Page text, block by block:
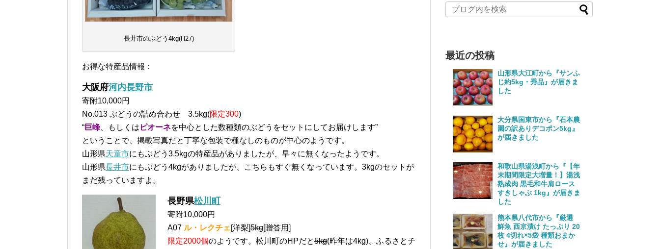
長井市のぶどう4kg(H27)
お得な特産品情報：
大阪府河内長野市
寄附10,000円
No.013 ぶどうの詰め合わせ 3.5kg(限定300)
“巨峰、もしくは ピオーネを中心とした数種類のぶどうをセットにしてお届けします”
ということで、掲載写真だと丁寧な包装で種なしのものが中心のようです。
山形県天童市にもぶどう3.5kgの特産品がありましたが、早々に無くなったようです。
山形県長井市にもぶどう4kgがありましたが、こちらもすぐ無くなっています。3kgのセットが
まだ残っていますよ。
長野県松川町
寄附10,000円
A07 ル・レクチェ[洋梨]5kg[贈答用]
限定2000個のようです。松川町のHPだと5kg(昨年は4kg)、ふるさとチ
最近の投稿
山形県大江町から『サンふ
じ約5kg・秀品』が届きま
した
大分県国東市から『石本農
園の訳ありデコポン5kg』
が届きました
和歌山県湯浅町から『【年
末期間限定大増量！】湯浅
熟成肉 黒毛和牛肩ロース
すきしゃぶ 1kg』が届きま
した
熊本県八代市から『厳選
鮮魚 西京漬け たっぷり 20
枚 4切れ×5袋 種類おまか
せ』が届きました